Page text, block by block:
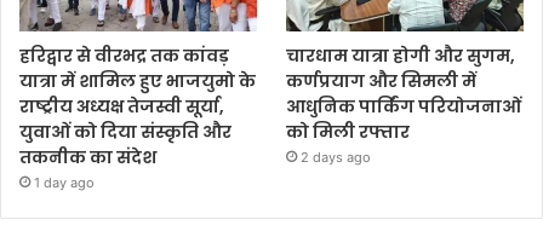
हरिद्वार से वीरभद्र तक कांवड़
यात्रा में शामिल हुए भाजयुमो के
राष्ट्रीय अध्यक्ष तेजस्वी सूर्या,
युवाओं को दिया संस्कृति और
तकनीक का संदेश
1 day ago
चारधाम यात्रा होगी और सुगम,
कर्णप्रयाग और सिमली में
आधुनिक पार्किंग परियोजनाओं
को मिली रफ्तार
2 days ago